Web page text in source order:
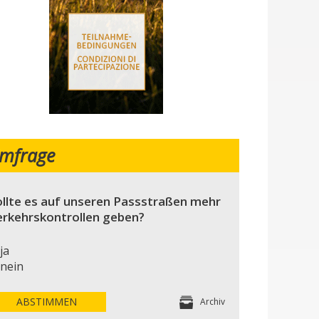
es auf unseren Passstraßen mehr
geben?
ja
nein
ABSTIMMEN Archiv